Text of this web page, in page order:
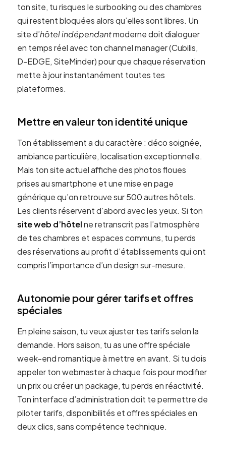
ton site, tu risques le surbooking ou des chambres
qui restent bloquées alors qu’elles sont libres. Un
site d’hôtel indépendantmoderne doit dialoguer
en temps réel avec ton channel manager (Cubilis,
D-EDGE, SiteMinder) pour que chaque réservation
mette à jour instantanément toutes tes
plateformes.
Mettre en valeur ton identité unique
Ton établissement a du caractère : déco soignée,
ambiance particulière, localisation exceptionnelle.
Mais ton site actuel affiche des photos floues
prises au smartphone et une mise en page
générique qu’on retrouve sur 500 autres hôtels.
Les clients réservent d’abord avec les yeux. Si ton
site web d’hôtelne retranscrit pas l’atmosphère
de tes chambres et espaces communs, tu perds
des réservations au profit d’établissements qui ont
compris l’importance d’un design sur-mesure.
Autonomie pour gérer tarifs et offres
spéciales
En pleine saison, tu veux ajuster tes tarifs selon la
demande. Hors saison, tu as une offre spéciale
week-end romantique à mettre en avant. Si tu dois
appeler ton webmaster à chaque fois pour modifier
un prix ou créer un package, tu perds en réactivité.
Ton interface d’administration doit te permettre de
piloter tarifs, disponibilités et offres spéciales en
deux clics, sans compétence technique.